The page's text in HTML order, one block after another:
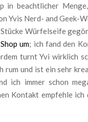
in beachtlicher
Yvis Nerd- and Geek-
Würfelseife
um; ich fand den
turnt Yvi wirklich
rum und ist ein sehr
ich immer schon
Kontakt empfehle